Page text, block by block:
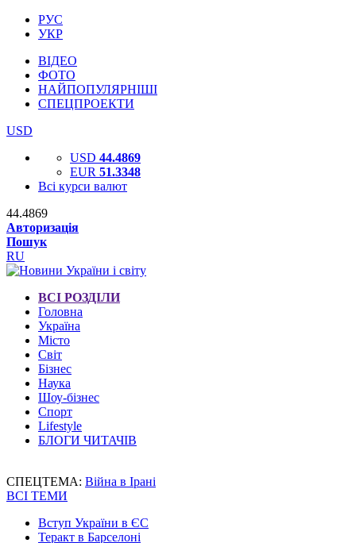
РУС
УКР
ВІДЕО
ФОТО
НАЙПОПУЛЯРНІШІ
СПЕЦПРОЕКТИ
USD
USD 44.4869
EUR 51.3348
Всі курси валют
44.4869
Авторизація
Пошук
RU
ВСІ РОЗДІЛИ
Головна
Україна
Місто
Світ
Бізнес
Наука
Шоу-бізнес
Спорт
Lifestyle
БЛОГИ ЧИТАЧІВ
СПЕЦТЕМА: Війна в Ірані
ВСІ ТЕМИ
Вступ України в ЄС
Теракт в Барселоні